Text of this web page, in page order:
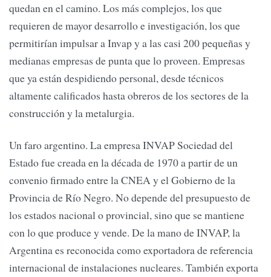
quedan en el camino. Los más complejos, los que
requieren de mayor desarrollo e investigación, los que
permitirían impulsar a Invap y a las casi 200 pequeñas y
medianas empresas de punta que lo proveen. Empresas
que ya están despidiendo personal, desde técnicos
altamente calificados hasta obreros de los sectores de la
construcción y la metalurgia.
Un faro argentino. La empresa INVAP Sociedad del
Estado fue creada en la década de 1970 a partir de un
convenio firmado entre la CNEA y el Gobierno de la
Provincia de Río Negro. No depende del presupuesto de
los estados nacional o provincial, sino que se mantiene
con lo que produce y vende. De la mano de INVAP, la
Argentina es reconocida como exportadora de referencia
internacional de instalaciones nucleares. También exporta